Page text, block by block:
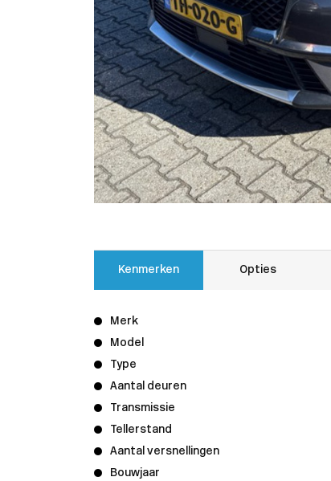
Kenmerken Opties
Merk
Model
Type
Aantal deuren
Transmissie
Tellerstand
Aantal versnellingen
Bouwjaar